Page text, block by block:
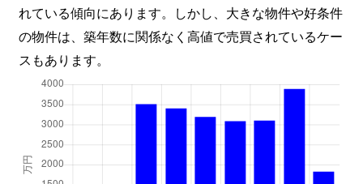
れている傾向にあります。しかし、大きな物件や好条件
の物件は、築年数に関係なく高値で売買されているケー
スもあります。